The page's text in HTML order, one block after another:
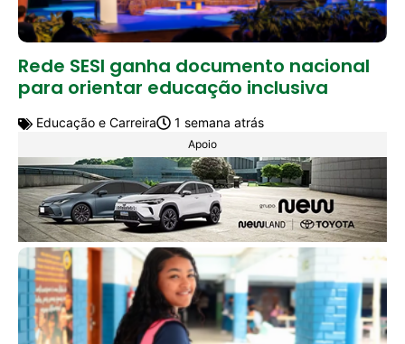
Rede SESI ganha documento nacional
para orientar educação inclusiva
Educação e Carreira 1 semana atrás
Apoio